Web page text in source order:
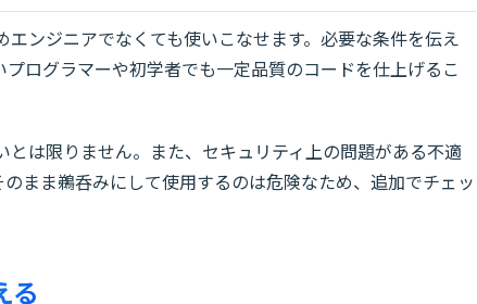
ンジニアでなくても使いこなせます。必要な条件を伝え
ログラマーや初学者でも一定品質のコードを仕上げるこ
は限りません。また、セキュリティ上の問題がある不適
まま鵜呑みにして使用するのは危険なため、追加でチェッ
る